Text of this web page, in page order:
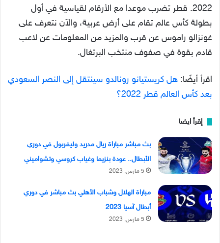
2022. قطر تضرب موعدا مع الأرقام لقياسية في أول
بطولة كأس عالم تقام على أرض عربية، والآن نتعرف على
غونزالو راموس عن قرب والمزيد من المعلومات عن لاعب
قادم بقوة في صفوف منتخب البرتغال.
اقرأ أيضًا: هل كريستيانو رونالدو سينتقل إلى النصر السعودي
بعد كأس العالم قطر 2022؟
إقرأ ايضا
بث مباشر مباراة ريال مدريد وليفربول في دوري
الأبطال.. عودة بنزيما وغياب كروسي وتشواميني
5 مارس, 2023
مباراة الهلال وشباب الأهلي بث مباشر في دوري
أبطال آسيا 2023
5 مارس, 2023